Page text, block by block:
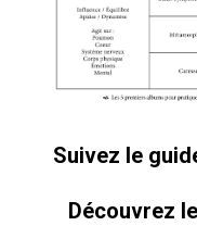
Suivez le
Découvrez